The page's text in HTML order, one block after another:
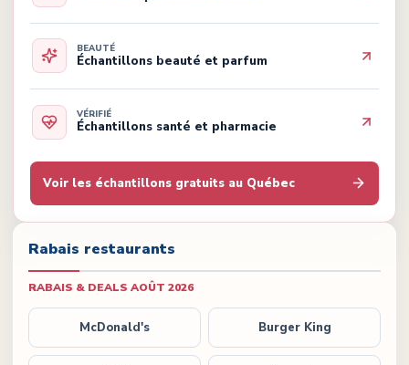
BEAUTÉ
Échantillons beauté et parfum
VÉRIFIÉ
Échantillons santé et pharmacie
Voir les échantillons gratuits au Québec
Rabais restaurants
RABAIS & DEALS AOÛT 2026
McDonald's Burger King